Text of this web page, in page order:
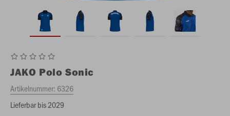
JAKO Polo Sonic
Artikelnummer: 6326
Lieferbar bis 2029